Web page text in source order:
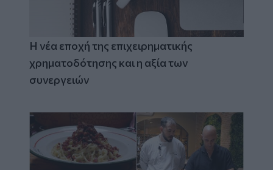
Η νέα εποχή της επιχειρηματικής
χρηματοδότησης και η αξία των
συνεργειών